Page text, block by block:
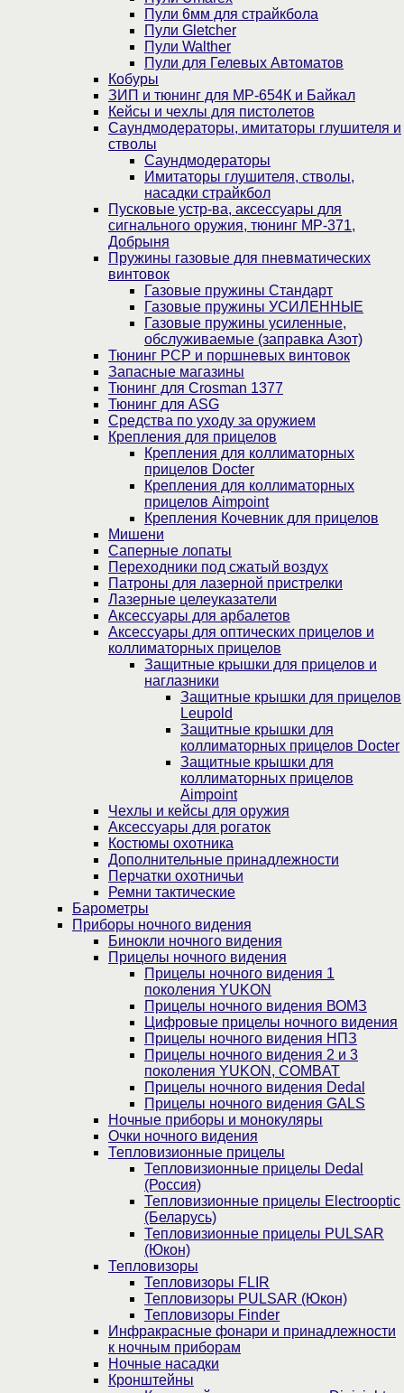
Пули 6мм для страйкбола
Пули Gletcher
Пули Walther
Пули для Гелевых Автоматов
Кобуры
ЗИП и тюнинг для МР-654К и Байкал
Кейсы и чехлы для пистолетов
Саундмодераторы, имитаторы глушителя и
стволы
Саундмодераторы
Имитаторы глушителя, стволы,
насадки страйкбол
Пусковые устр-ва, аксессуары для
сигнального оружия, тюнинг МР-371,
Добрыня
Пружины газовые для пневматических
винтовок
Газовые пружины Стандарт
Газовые пружины УСИЛЕННЫЕ
Газовые пружины усиленные,
обслуживаемые (заправка Азот)
Тюнинг PCP и поршневых винтовок
Запасные магазины
Тюнинг для Crosman 1377
Тюнинг для ASG
Средства по уходу за оружием
Крепления для прицелов
Крепления для коллиматорных
прицелов Docter
Крепления для коллиматорных
прицелов Aimpoint
Крепления Кочевник для прицелов
Мишени
Саперные лопаты
Переходники под сжатый воздух
Патроны для лазерной пристрелки
Лазерные целеуказатели
Аксессуары для арбалетов
Аксессуары для оптических прицелов и
коллиматорных прицелов
Защитные крышки для прицелов и
наглазники
Защитные крышки для прицелов
Leupold
Защитные крышки для
коллиматорных прицелов Docter
Защитные крышки для
коллиматорных прицелов
Aimpoint
Чехлы и кейсы для оружия
Аксессуары для рогаток
Костюмы охотника
Дополнительные принадлежности
Перчатки охотничьи
Ремни тактические
Барометры
Приборы ночного видения
Бинокли ночного видения
Прицелы ночного видения
Прицелы ночного видения 1
поколения YUKON
Прицелы ночного видения ВОМЗ
Цифровые прицелы ночного видения
Прицелы ночного видения НПЗ
Прицелы ночного видения 2 и 3
поколения YUKON, COMBAT
Прицелы ночного видения Dedal
Прицелы ночного видения GALS
Ночные приборы и монокуляры
Очки ночного видения
Тепловизионные прицелы
Тепловизионные прицелы Dedal
(Россия)
Тепловизионные прицелы Electrooptic
(Беларусь)
Тепловизионные прицелы PULSAR
(Юкон)
Тепловизоры
Тепловизоры FLIR
Тепловизоры PULSAR (Юкон)
Тепловизоры Finder
Инфракрасные фонари и принадлежности
к ночным приборам
Ночные насадки
Кронштейны